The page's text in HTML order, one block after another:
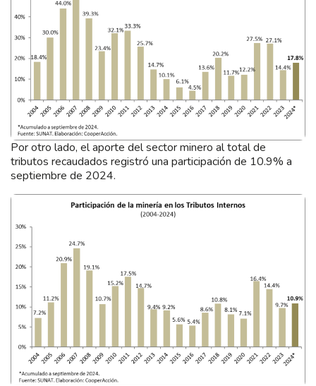
Por otro lado, el aporte del sector minero al total de
tributos recaudados registró una participación de 10.9% a
septiembre de 2024.